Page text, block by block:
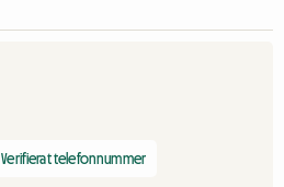
Verifierat telefonnummer